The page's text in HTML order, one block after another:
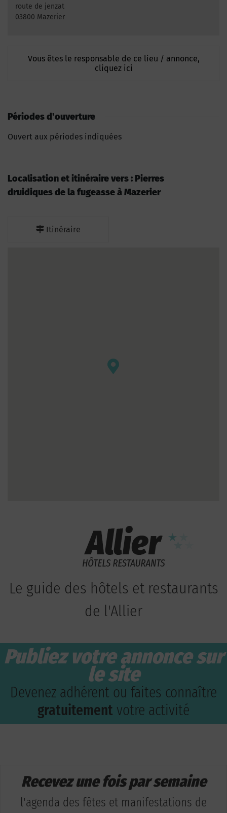
route de jenzat
03800 Mazerier
Vous êtes le responsable de ce lieu / annonce,
cliquez ici
Périodes d'ouverture
Ouvert aux périodes indiquées
Localisation et itinéraire vers : Pierres
druidiques de la fugeasse à Mazerier
Itinéraire
Le guide des hôtels et restaurants
de l'Allier
Publiez votre annonce sur
le site
Devenez adhérent ou faites connaître
gratuitement votre activité
Recevez une fois par semaine
l'agenda des fêtes et manifestations de